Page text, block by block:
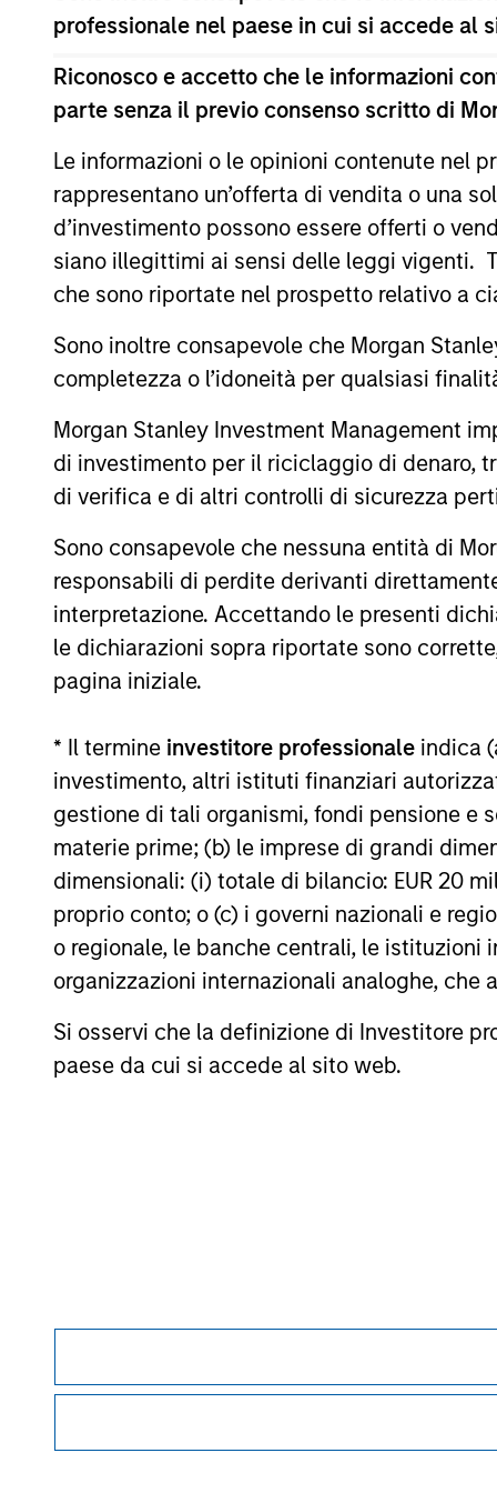
professionale nel paese in cui si accede al
Riconosco e accetto che le informazioni
parte senza il previo consenso scritto di
Le informazioni o le opinioni contenute nel
rappresentano un’offerta di vendita o una
d’investimento possono essere offerti o
siano illegittimi ai sensi delle leggi vigenti.
che sono riportate nel prospetto relativo a
Sono inoltre consapevole che Morgan
completezza o l’idoneità per qualsiasi
Morgan Stanley Investment Management
di investimento per il riciclaggio di denaro,
di verifica e di altri controlli di sicurezza
Sono consapevole che nessuna entità di
responsabili di perdite derivanti
interpretazione. Accettando le presenti
le dichiarazioni sopra riportate sono
pagina iniziale.
* Il termine investitore professionale indica
investimento, altri istituti finanziari
gestione di tali organismi, fondi pensione e
materie prime; (b) le imprese di grandi
dimensionali: (i) totale di bilancio: EUR 20
proprio conto; o (c) i governi nazionali e
o regionale, le banche centrali, le istituzioni
organizzazioni internazionali analoghe, che
Si osservi che la definizione di Investitore
paese da cui si accede al sito web.
Il presente materiale contiene informazioni relative ai
modifiche. La Società è un organismo d’investimento
Prima dell’adesione ai comparti, le richieste di
contenente informazioni chiave (“KID”) o del
(“Documenti di offerta”) o altri documenti disponibili sul
European Bank and Business Centre, 6B route de
Le informazioni relative agli aspetti di sostenibilità del
Inoltre, gli investitori italiani sono invitati a prendere
supplementari per Hong Kong” (“Additional Information
lingua tedesca del Prospetto Informativo, del
Ginevra. L’agente pagatore in Svizzera è Banque
Se la società di gestione del Comparto in questione
lo farà nel rispetto delle norme OICVM.
Per i termini e le definizioni riguardanti il comparto si
Tutti i dati di performance sono calcolati in base al
rimborso delle azioni. La fonte di tutti i dati relativi alle
Il valore degli investimenti e i proventi da essi derivanti
recuperare l'importo investito.
I dati di performance per i comparti con track record
inizio anno non sono annualizzati. Le performance di
obiettivi d’investimento, i rischi, le commissioni e le
Il ricorso alla leva aumenta i rischi: una variazione
Alcuni documenti disponibili in questo sito possono
in tutte le giurisdizioni e che i comparti non sono
Più alta è la categoria (1-7), maggiore è il potenziale di
rimanda al Documento contenente informazioni chiave
Il Morningstar Rating™,o “star rating” viene calcolato
chiusi e conti separati) con uno storico minimo di tre
viene calcolato sulla base di una misura del rendimento
ponendo maggior enfasi sulle variazioni al ribasso e
successivo 22,5% 4 stelle, al successivo 35% 3 stelle, al
mesi di rendimenti totali, il 60% del rating a cinque anni/
anni/20% del rating a tre anni per almeno 120 mesi di
tale periodo, in realtà l’effetto maggiore viene esercitato
Morgan